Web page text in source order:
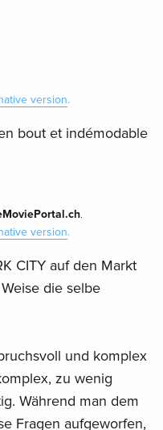
version.
bout et indémodable
.
version.
CITY auf den Markt
die selbe
und komplex
zu wenig
Während man dem
Fragen aufgeworfen,